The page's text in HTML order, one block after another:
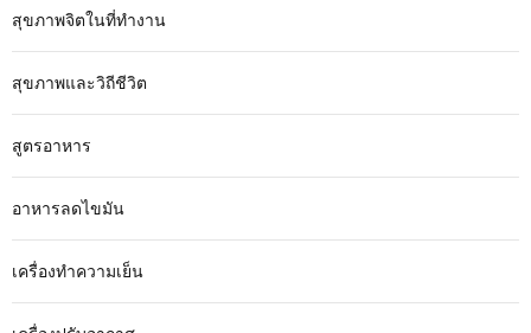
สุขภาพจิตในที่ทำงาน
สุขภาพและวิถีชีวิต
สูตรอาหาร
อาหารลดไขมัน
เครื่องทำความเย็น